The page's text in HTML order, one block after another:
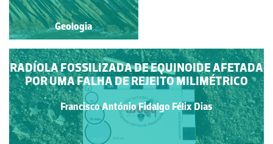
Geologia
RADÍOLA FOSSILIZADA DE EQUINOIDE AFETADA
POR UMA FALHA DE REJEITO MILIMÉTRICO
Francisco António Fidalgo Félix Dias
Geologia